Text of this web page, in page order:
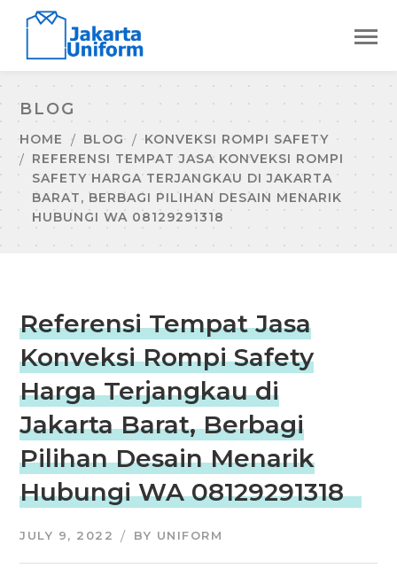
BLOG
HOME BLOG
KONVEKSI ROMPI SAFETY
REFERENSI TEMPAT JASA KONVEKSI ROMPI
SAFETY HARGA TERJANGKAU DI JAKARTA
BARAT, BERBAGI PILIHAN DESAIN MENARIK
HUBUNGI WA 08129291318
Referensi Tempat Jasa
Konveksi Rompi Safety
Harga Terjangkau di
Jakarta Barat, Berbagi
Pilihan Desain Menarik
Hubungi WA 08129291318
JULY 9, 2022 BY UNIFORM